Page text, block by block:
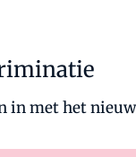
in met het